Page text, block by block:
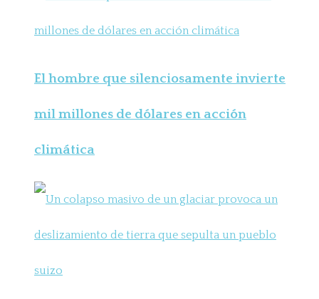
El hombre que silenciosamente invierte
mil millones de dólares en acción
climática